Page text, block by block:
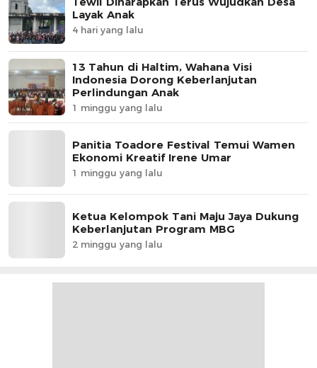
Layak Anak
4 hari yang lalu
13 Tahun di Haltim, Wahana Visi
Indonesia Dorong Keberlanjutan
Perlindungan Anak
1 minggu yang lalu
Panitia Toadore Festival Temui Wamen
Ekonomi Kreatif Irene Umar
1 minggu yang lalu
Ketua Kelompok Tani Maju Jaya Dukung
Keberlanjutan Program MBG
2 minggu yang lalu